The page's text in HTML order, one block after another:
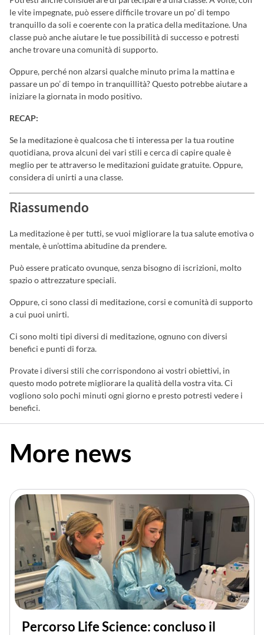
le vite impegnate, può essere difficile trovare un po’ di tempo
tranquillo da soli e coerente con la pratica della meditazione. Una
classe può anche aiutare le tue possibilità di successo e potresti
anche trovare una comunità di supporto.
Oppure, perché non alzarsi qualche minuto prima la mattina e
passare un po’ di tempo in tranquillità? Questo potrebbe aiutare a
iniziare la giornata in modo positivo.
RECAP:
Se la meditazione è qualcosa che ti interessa per la tua routine
quotidiana, prova alcuni dei vari stili e cerca di capire quale è
meglio per te attraverso le meditazioni guidate gratuite. Oppure,
considera di unirti a una classe.
Riassumendo
La meditazione è per tutti, se vuoi migliorare la tua salute emotiva o
mentale, è un’ottima abitudine da prendere.
Può essere praticato ovunque, senza bisogno di iscrizioni, molto
spazio o attrezzature speciali.
Oppure, ci sono classi di meditazione, corsi e comunità di supporto
a cui puoi unirti.
Ci sono molti tipi diversi di meditazione, ognuno con diversi
benefici e punti di forza.
Provate i diversi stili che corrispondono ai vostri obiettivi, in
questo modo potrete migliorare la qualità della vostra vita. Ci
vogliono solo pochi minuti ogni giorno e presto potresti vedere i
benefici.
More news
Percorso Life Science: concluso il